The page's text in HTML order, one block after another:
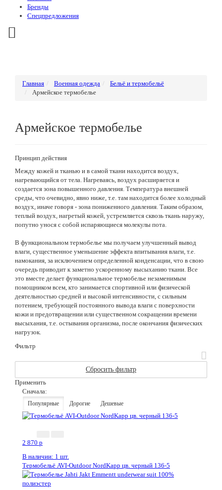
Бренды
Спецпредложения
Главная Военная одежда
Бельё и термобельё
Армейское термобелье
Армейское термобелье
Принцип действия
Между кожей и тканью и в самой ткани находится воздух,
нагревающийся от тела. Нагреваясь, воздух расширяется и
создается зона повышенного давления. Температура внешней
среды, что очевидно, явно ниже, т.е. там находится более холодный
воздух, иначе говоря - зона пониженного давления. Таким образом,
теплый воздух, нагретый кожей, устремляется сквозь ткань наружу,
попутно унося с собой испаряющиеся молекулы пота.
В функциональном термобелье мы получаем улучшенный вывод
влаги, существенное уменьшение эффекта впитывания влаги, т.е.
намокания, за исключением определенной конденсации, что в свою
очередь приводит к заметно ускоренному высыханию ткани. Все
это вместе делает функциональное термобелье незаменимым
помощником всем, кто занимается спортивной или физической
деятельностью средней и высокой интенсивности, с сильным
потением, требующей постоянного вывода влаги с поверхности
кожи и предотвращении или существенном сокращении времени
высыхания, т.е. остывания организма, после окончания физических
нагрузок.
Фильтр
Сбросить фильтр
Применить
Сначала:
Популярные Дорогие Дешевые
2 870 p
В наличии: 1 шт.
Термобельё AVI-Outdoor NordKapp цв. черный 136-5